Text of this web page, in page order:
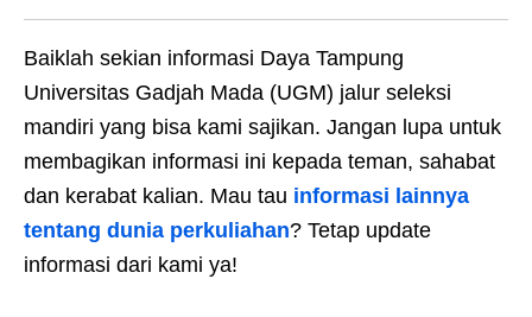
Baiklah sekian informasi Daya Tampung
Universitas Gadjah Mada (UGM) jalur seleksi
mandiri yang bisa kami sajikan. Jangan lupa untuk
membagikan informasi ini kepada teman, sahabat
dan kerabat kalian. Mau tau informasi lainnya
tentang dunia perkuliahan? Tetap update
informasi dari kami ya!